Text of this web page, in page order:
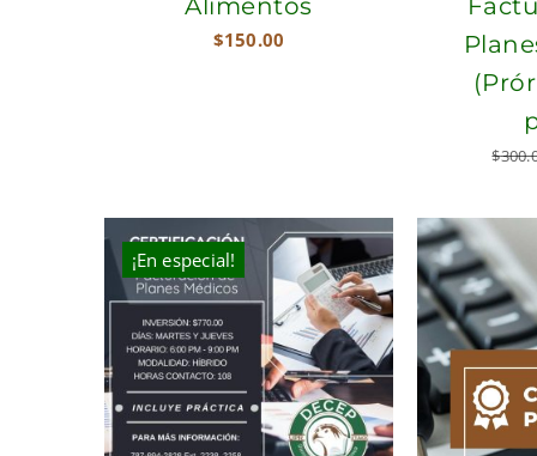
Alimentos
$150.00
$
¡En especial!